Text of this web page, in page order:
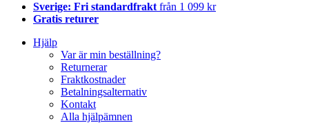
Sverige: Fri standardfrakt från 1 099 kr
Gratis returer
Hjälp
Var är min beställning?
Returnerar
Fraktkostnader
Betalningsalternativ
Kontakt
Alla hjälpämnen